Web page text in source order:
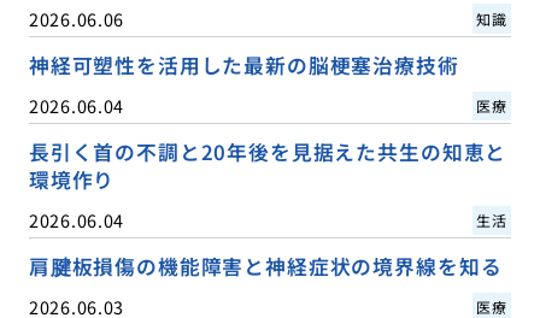
2026.06.06 知識
神経可塑性を活用した最新の脳梗塞治療技術
2026.06.04 医療
長引く首の不調と20年後を見据えた共生の知恵と
環境作り
2026.06.04 生活
肩腱板損傷の機能障害と神経症状の境界線を知る
2026.06.03 医療